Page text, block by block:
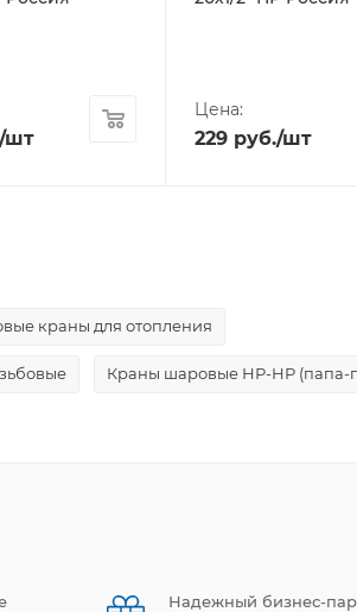
/шт
Цена:
229 руб./шт
краны для отопления
Краны шаровые НР-НР (папа-
Надежный бизнес-